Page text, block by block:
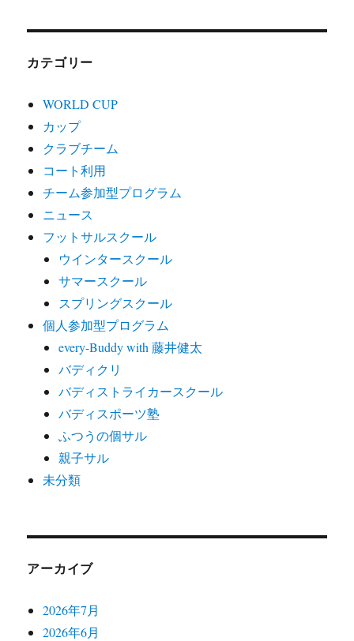
カテゴリー
WORLD CUP
カップ
クラブチーム
コート利用
チーム参加型プログラム
ニュース
フットサルスクール
ウインタースクール
サマースクール
スプリングスクール
個人参加型プログラム
every-Buddy with 藤井健太
バディクリ
バディストライカースクール
バディスポーツ塾
ふつうの個サル
親子サル
未分類
アーカイブ
2026年7月
2026年6月